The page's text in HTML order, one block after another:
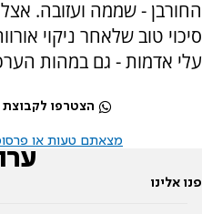
החורבן - שממה ועזובה.
סיכוי טוב שלאחר ניקוי
עלי אדמות - גם במהות
הצטרפו לקבוצת
מצאתם טעות או
פנו אלינו